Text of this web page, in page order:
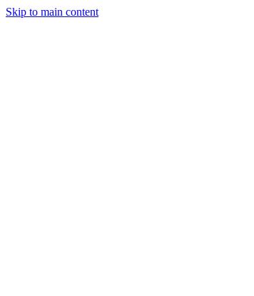
Skip to main content